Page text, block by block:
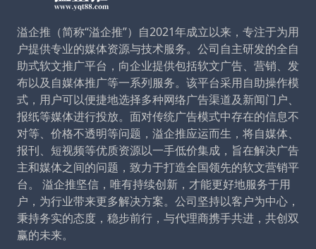
溢企推（简称“溢企推”）自2021年成立以来，专注于为用
户提供专业的媒体资源与技术服务。公司自主研发的全自
助式软文推广平台，向企业提供包括软文广告、营销、发
布以及自媒体推广等一系列服务。该平台采用自助操作模
式，用户可以便捷地选择多种网络广告渠道及新闻门户、
报纸等媒体进行投放。面对传统广告模式中存在的信息不
对等、价格不透明等问题，溢企推应运而生，将自媒体、
报刊、短视频等优质资源以一手低价集成，旨在解决广告
主和媒体之间的问题，致力于打造全国领先的软文营销平
台。 溢企推坚信，唯有持续创新，才能更好地服务于用
户，为行业带来更多解决方案。公司坚持以客户为中心，
秉持务实的态度，稳步前行，与代理商携手共进，共创双
赢的未来。